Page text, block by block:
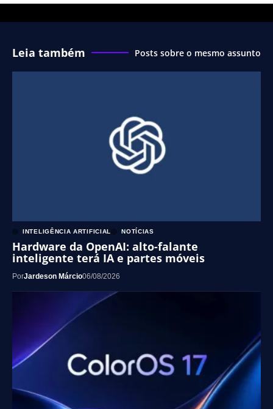
Leia também Posts sobre o mesmo assunto
INTELIGÊNCIA ARTIFICIAL NOTÍCIAS
Hardware da OpenAI: alto-falante
inteligente terá IA e partes móveis
PorJardeson Márcio06/08/2026